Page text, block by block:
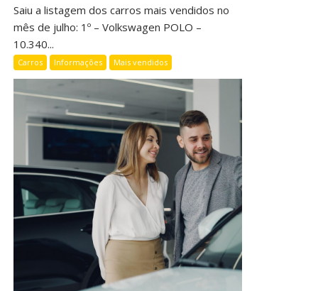
Saiu a listagem dos carros mais vendidos no
mês de julho: 1º – Volkswagen POLO –
10.340...
Carros Informações Mais vendidos